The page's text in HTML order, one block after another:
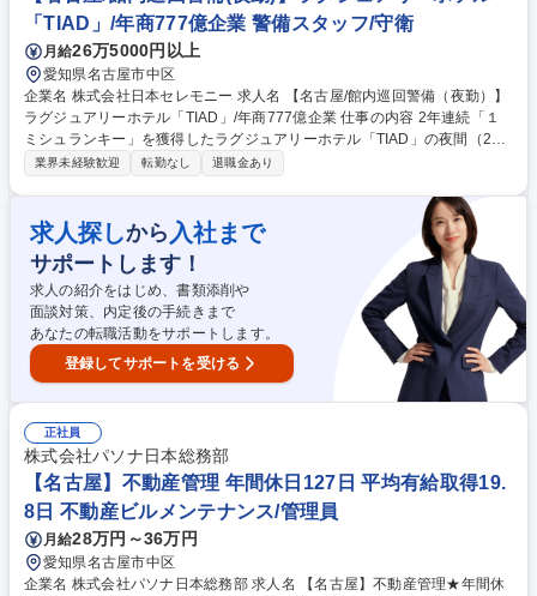
外事業企画（ロジスティクス事業第一部 米欧事業グループ）
「TIAD」/年商777億企業 警備スタッフ/守衛
月給26万5000円以上
愛知県名古屋市中区
企業名 株式会社日本セレモニー 求人名 【名古屋/館内巡回警備（夜勤）】
ラグジュアリーホテル「TIAD」/年商777億企業 仕事の内容 2年連続「１
ミシュランキー」を獲得したラグジュアリーホテル「TIAD」の夜間（22
時～翌7時）における館内巡回やトラブル対応をお任せします。 ◇22時～
定期的な館内巡回、設備の目視点検 ・緊急時（急病、ケガ、地震等）の一
次対応、トラブル対応 ・デリバリー等の手配、夜間のゲストサービスサポ
ート ★フロント1名、ゲストサービス1名との3名体制。当直のような長時
間拘束や2日連続勤務はなく、基本8時間勤務のため、体に無理なく働けま
す。 募集職種 【名古屋/館内巡回警備（夜勤）】ラグジュアリーホテル
「TIAD」/年商777億企業
業界未経験歓迎 転勤なし 退職金あり
求人探しから 入社まで
サポートします！
求人の紹介をはじめ、書類添削や
面談対策、内定後の手続きまで
あなたの転職活動をサポートします。
登録してサポートを受ける
正社員
株式会社パソナ日本総務部
【名古屋】不動産管理 年間休日127日 平均有給取得19.
8日 不動産ビルメンテナンス/管理員
月給28万円～36万円
愛知県名古屋市中区
企業名 株式会社パソナ日本総務部 求人名 【名古屋】不動産管理★年間休